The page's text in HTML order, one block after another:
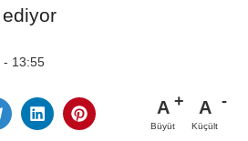
- 13:55
A
Büyüt
A
Küçült